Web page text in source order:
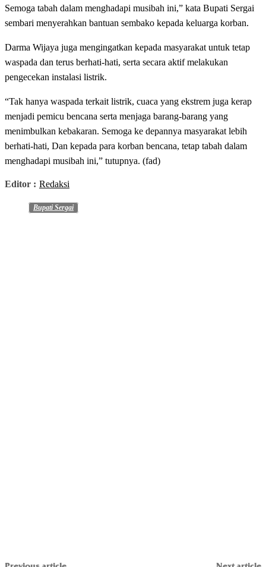
Semoga tabah dalam menghadapi musibah ini,” kata Bupati Sergai
sembari menyerahkan bantuan sembako kepada keluarga korban.
Darma Wijaya juga mengingatkan kepada masyarakat untuk tetap
waspada dan terus berhati-hati, serta secara aktif melakukan
pengecekan instalasi listrik.
“Tak hanya waspada terkait listrik, cuaca yang ekstrem juga kerap
menjadi pemicu bencana serta menjaga barang-barang yang
menimbulkan kebakaran. Semoga ke depannya masyarakat lebih
berhati-hati, Dan kepada para korban bencana, tetap tabah dalam
menghadapi musibah ini,” tutupnya. (fad)
Editor : Redaksi
Bupati Sergai